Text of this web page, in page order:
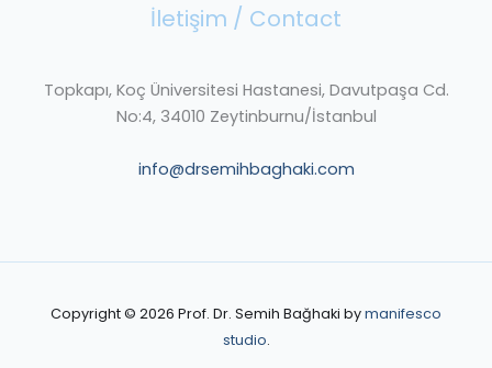
İletişim / Contact
Topkapı, Koç Üniversitesi Hastanesi, Davutpaşa Cd.
No:4, 34010 Zeytinburnu/İstanbul
info@drsemihbaghaki.com
Copyright © 2026 Prof. Dr. Semih Bağhaki bymanifesco
studio.